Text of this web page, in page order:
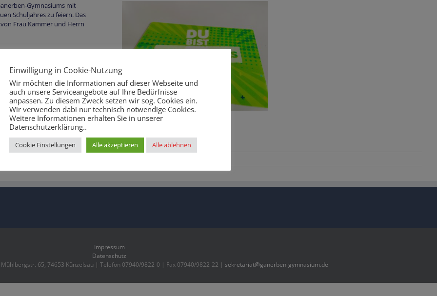
Gymnasiums mit
Schuljahres zu feiern. Das
Frau Kammer und Herrn
Für die musikalische
Wertigkeit eines Menschen
Druck auf junge Menschen,
großer Bedeutung. Die Predigt
einzigartig ist und dass wahre
gute Noten.
Impressum
Datenschutz
65, 74653 Künzelsau | Telefon 07940/9822-0 | Fax 07940/9822-22 | sekretariat@ganerben-gymnasium.de
Einwilligung in Cookie-Nutzung
Wir möchten die Informationen auf dieser Webseite und
auch unsere Serviceangebote auf Ihre Bedürfnisse
anpassen. Zu diesem Zweck setzen wir sog. Cookies ein.
Wir verwenden dabi nur technisch notwendige Cookies.
Weitere Informationen erhalten Sie in unserer
Datenschutzerklärung..
Cookie Einstellungen Alle akzeptieren Alle ablehnen